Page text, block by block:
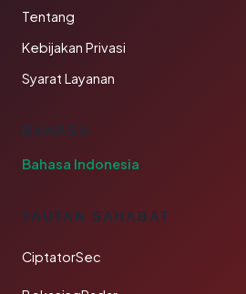
Tentang
Kebijakan Privasi
Syarat Layanan
BAHASA
Bahasa Indonesia
TAUTAN SAHABAT
CiptatorSec